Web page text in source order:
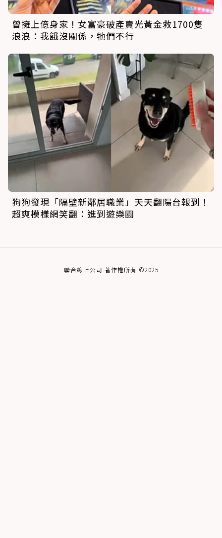
曾擁上億身家！女富豪破產賣光黃金救1700隻
浪浪：我餓沒關係，牠們不行
狗狗發現「隔壁新鄰居職業」天天翻陽台報到！
超爽模樣網笑翻：進到遊樂園
聯合線上公司 著作權所有 ©2025